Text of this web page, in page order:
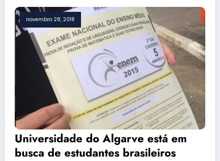
novembro 28, 2018
Universidade do Algarve está em
busca de estudantes brasileiros